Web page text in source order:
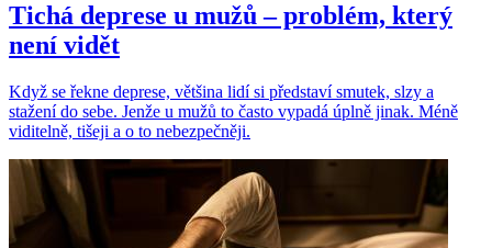
Tichá deprese u mužů – problém, který
není vidět
Když se řekne deprese, většina lidí si představí smutek, slzy a
stažení do sebe. Jenže u mužů to často vypadá úplně jinak. Méně
viditelně, tišeji a o to nebezpečněji.